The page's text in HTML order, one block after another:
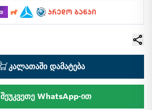
კალათაში დამატება
შეუკვეთე WhatsApp-ით